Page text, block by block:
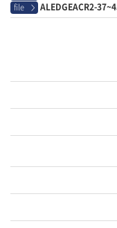
file > ALEDGEACR2-